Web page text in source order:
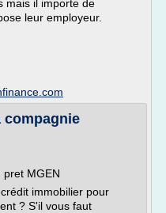
mais il importe de
leur employeur.
compagnie
pret MGEN
immobilier pour
? S'il vous faut